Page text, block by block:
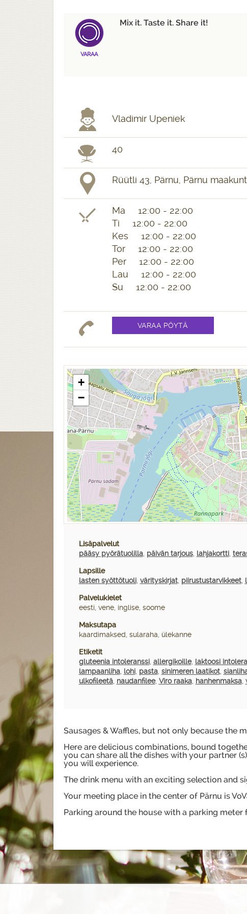
VARAA
Mix it. Taste it. Share it!
Vladimir Upeniek
40
Rüütli 43, Pärnu, Pärnu
Ma 12:00 - 22:00
Ti 12:00 - 22:00
Kes 12:00 - 22:00
Tor 12:00 - 22:00
Per 12:00 - 22:00
Lau 12:00 - 22:00
Su 12:00 - 22:00
+
−
Lisäpalvelut
pääsy pyörätuolilla, päivän tarjous, lahjakortti,
Lapsille
lasten syöttötuoli, värityskirjat, piirustustarvikkeet,
Palvelukielet
eesti, vene, inglise, soome
Maksutapa
kaardimaksed, sularaha, ülekanne
Etiketit
gluteenia intoleranssi, allergikoille, laktoosi
lampaanliha, lohi, pasta, sinimeren laatikot,
ulkofileetä, naudanfilee, Viro raaka, hanhenmaksa,
Sausages & Waffles, but not only because the
Here are delicious combinations, bound
you can share all the dishes with your partner
you will experience.
The drink menu with an exciting selection and
Your meeting place in the center of Pärnu is
Parking around the house with a parking meter